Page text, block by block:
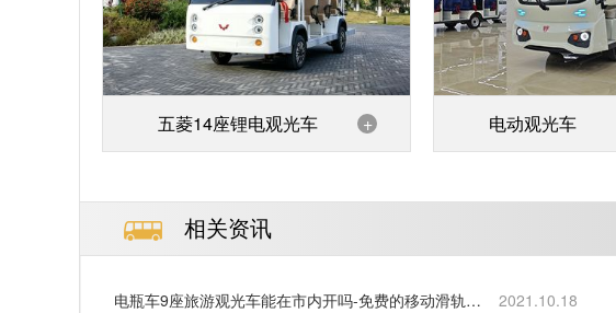
五菱14座锂电观光车 + 电动观光车
相关资讯
电瓶车9座旅游观光车能在市内开吗-免费的移动滑轨
2021.10.18